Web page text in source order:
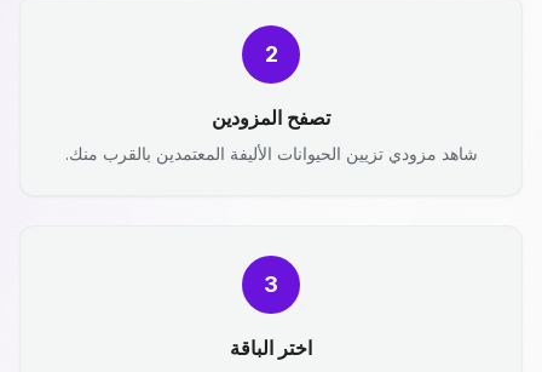
2
تصفح المزودين
شاهد مزودي تزيين الحيوانات الأليفة المعتمدين بالقرب منك.
3
اختر الباقة